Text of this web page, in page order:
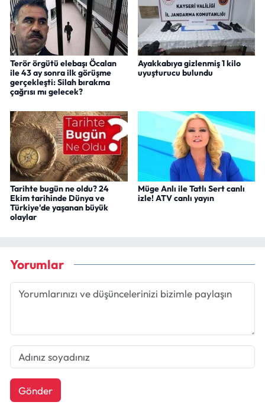
Terör örgütü elebaşı Öcalan
ile 43 ay sonra ilk görüşme
gerçekleşti: Silah bırakma
çağrısı mı gelecek?
Ayakkabıya gizlenmiş 1 kilo
uyuşturucu bulundu
Tarihte bugün ne oldu? 24
Ekim tarihinde Dünya ve
Türkiye'de yaşanan büyük
olaylar
Müge Anlı ile Tatlı Sert canlı
izle! ATV canlı yayın
Yorumlar
Gönder